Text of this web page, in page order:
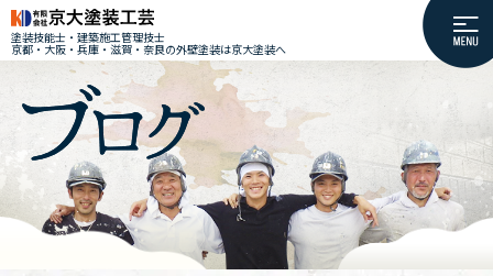
塗装技能士・建築施工管理技士
京都・大阪・兵庫・滋賀・奈良の外壁塗装は京大塗装へ